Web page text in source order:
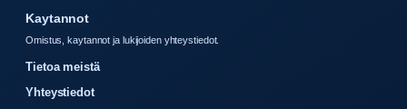
Kaytannot
Omistus, kaytannot ja lukijoiden yhteystiedot.
Tietoa meistä
Yhteystiedot